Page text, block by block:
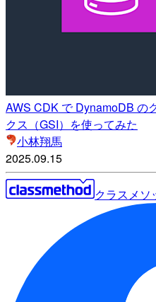
AWS CDK で DynamoDB の
クス（GSI）を使ってみた
小林翔馬
2025.09.15
クラスメソ